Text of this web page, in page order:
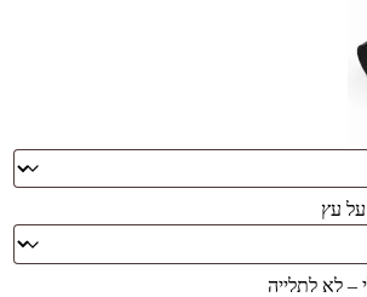
עץ
– לא לתלייה